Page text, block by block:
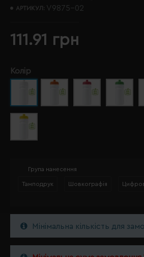
АРТИКУЛ: V9875-02
111.91 грн
Колір
Група нанесення
Тамподрук Шовкографія
Мінімальна кількість для